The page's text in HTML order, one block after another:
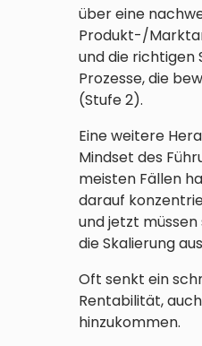
über eine
Produkt-/
und die richtigen
Prozesse, die
(Stufe 2).
Eine weitere
Mindset des
meisten Fällen
darauf
und jetzt
die Skalierung
Oft senkt ein
Rentabilität,
hinzukommen.